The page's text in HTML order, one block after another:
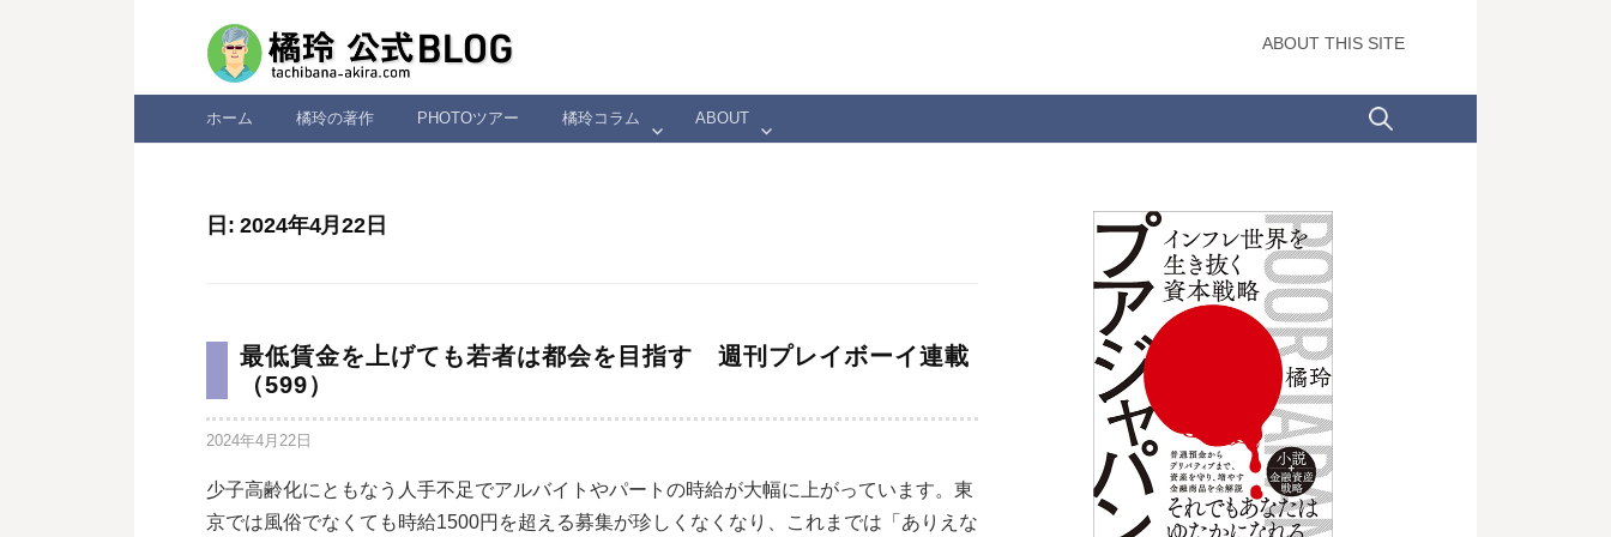
ツ
ABOUT THIS SITE
ホーム 橘玲の著作 PHOTOツアー 橘玲コラム ABOUT 検
日:2024年4月22日
最低賃金を上げても若者は都会を目指す 週刊プレイボーイ連載
（599）
2024年4月22日
少子高齢化にともなう人手不足でアルバイトやパートの時給が大幅に上がっています。東
京では風俗でなくても時給1500円を超える募集が珍しくなくなり、これまでは「ありえな